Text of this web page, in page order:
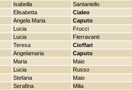
Isabella Santaniello
Elisabetta Cialeo
Angela Maria Caputo
Lucia Frucci
Lucia Fierravanti
Teresa Cioffari
Angelamaria Caputo
Maria Maio
Lucia Russo
Stefana Maio
Serafina Milia